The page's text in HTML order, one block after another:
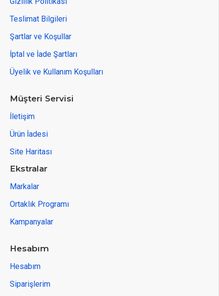
Teslimat Bilgileri
Şartlar ve Koşullar
İptal ve İade Şartları
Üyelik ve Kullanım Koşulları
Müşteri Servisi
İletişim
Ürün İadesi
Site Haritası
Ekstralar
Markalar
Ortaklık Programı
Kampanyalar
Hesabım
Hesabım
Siparişlerim